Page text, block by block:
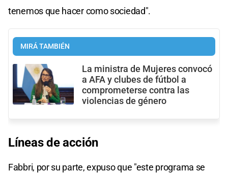
tenemos que hacer como sociedad".
MIRÁ TAMBIÉN
La ministra de Mujeres convocó
a AFA y clubes de fútbol a
comprometerse contra las
violencias de género
Líneas de acción
Fabbri, por su parte, expuso que "este programa se